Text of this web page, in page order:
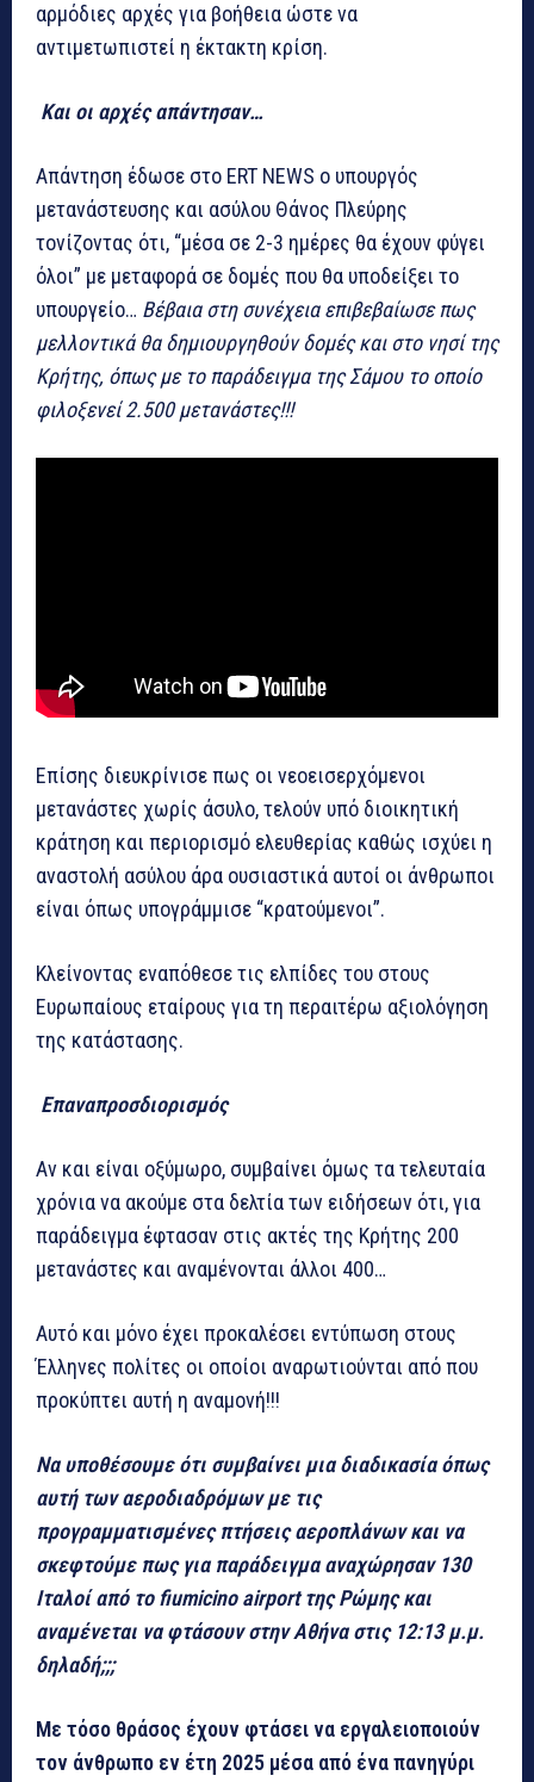
αρμόδιες αρχές για βοήθεια ώστε να
αντιμετωπιστεί η έκτακτη κρίση.
Και οι αρχές απάντησαν…
Απάντηση έδωσε στο ERT NEWS ο υπουργός
μετανάστευσης και ασύλου Θάνος Πλεύρης
τονίζοντας ότι, “μέσα σε 2-3 ημέρες θα έχουν φύγει
όλοι” με μεταφορά σε δομές που θα υποδείξει το
υπουργείο… Βέβαια στη συνέχεια επιβεβαίωσε πως
μελλοντικά θα δημιουργηθούν δομές και στο νησί της
Κρήτης, όπως με το παράδειγμα της Σάμου το οποίο
φιλοξενεί 2.500 μετανάστες!!!
Επίσης διευκρίνισε πως οι νεοεισερχόμενοι
μετανάστες χωρίς άσυλο, τελούν υπό διοικητική
κράτηση και περιορισμό ελευθερίας καθώς ισχύει η
αναστολή ασύλου άρα ουσιαστικά αυτοί οι άνθρωποι
είναι όπως υπογράμμισε “κρατούμενοι”.
Κλείνοντας εναπόθεσε τις ελπίδες του στους
Ευρωπαίους εταίρους για τη περαιτέρω αξιολόγηση
της κατάστασης.
Επαναπροσδιορισμός
Αν και είναι οξύμωρο, συμβαίνει όμως τα τελευταία
χρόνια να ακούμε στα δελτία των ειδήσεων ότι, για
παράδειγμα έφτασαν στις ακτές της Κρήτης 200
μετανάστες και αναμένονται άλλοι 400…
Αυτό και μόνο έχει προκαλέσει εντύπωση στους
Έλληνες πολίτες οι οποίοι αναρωτιούνται από που
προκύπτει αυτή η αναμονή!!!
Να υποθέσουμε ότι συμβαίνει μια διαδικασία όπως
αυτή των αεροδιαδρόμων με τις
προγραμματισμένες πτήσεις αεροπλάνων και να
σκεφτούμε πως για παράδειγμα αναχώρησαν 130
Ιταλοί από το fiumicino airport της Ρώμης και
αναμένεται να φτάσουν στην Αθήνα στις 12:13 μ.μ.
δηλαδή;;;
Με τόσο θράσος έχουν φτάσει να εργαλειοποιούν
τον άνθρωπο εν έτη 2025 μέσα από ένα πανηγύρι